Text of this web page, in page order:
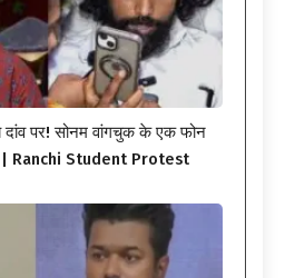
दांव पर! सोनम वांगचुक के एक फोन
| Ranchi Student Protest